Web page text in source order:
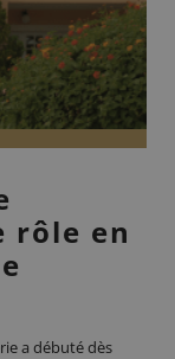
rôle en
a débuté dès